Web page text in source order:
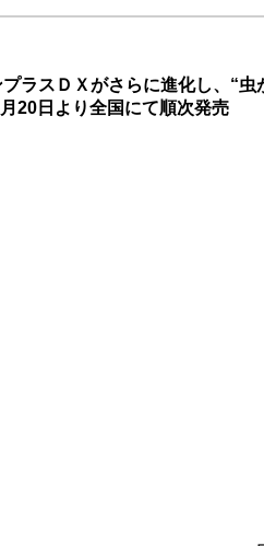
プラスＤＸがさらに進化し、“
20日より全国にて順次発売